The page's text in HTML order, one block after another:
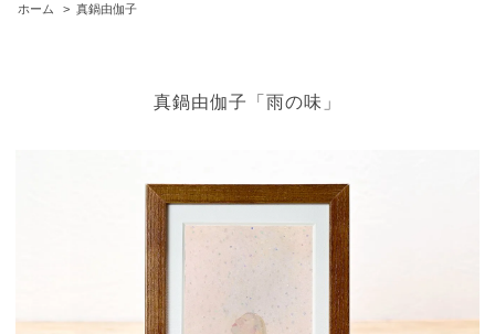
ホーム
> 真鍋由伽子
真鍋由伽子「雨の味」